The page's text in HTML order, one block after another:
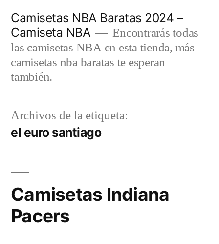
contenido
Camisetas NBA Baratas 2024 –
Camiseta NBA
Encontrarás todas
las camisetas NBA en esta tienda, más
camisetas nba baratas te esperan
también.
Archivos de la etiqueta:
el euro santiago
Camisetas Indiana
Pacers